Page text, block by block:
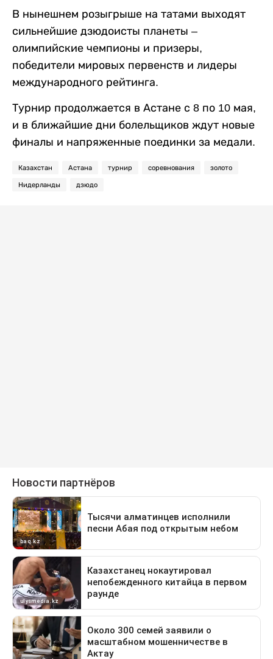
В нынешнем розыгрыше на татами выходят
сильнейшие дзюдоисты планеты –
олимпийские чемпионы и призеры,
победители мировых первенств и лидеры
международного рейтинга.
Турнир продолжается в Астане с 8 по 10 мая,
и в ближайшие дни болельщиков ждут новые
финалы и напряженные поединки за медали.
Казахстан Астана турнир соревнования золото
Нидерланды дзюдо